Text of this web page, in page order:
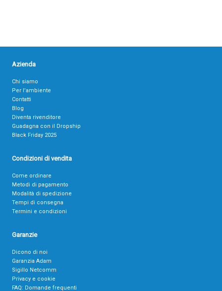
Azienda
Chi siamo
Per l’ambiente
Contatti
Blog
Diventa rivenditore
Guadagna con il Dropship
Black Friday 2025
Condizioni di vendita
Come ordinare
Metodi di pagamento
Modalità di spedizione
Tempi di consegna
Termini e condizioni
Garanzie
Dicono di noi
Garanzia Adam
Sigillo Netcomm
Privacy e cookie
FAQ: Domande frequenti